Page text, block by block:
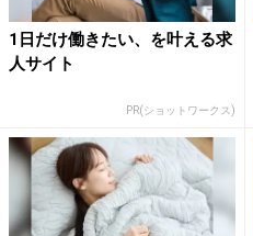
1日だけ働きたい、を叶える求
人サイト
PR(ショットワークス)